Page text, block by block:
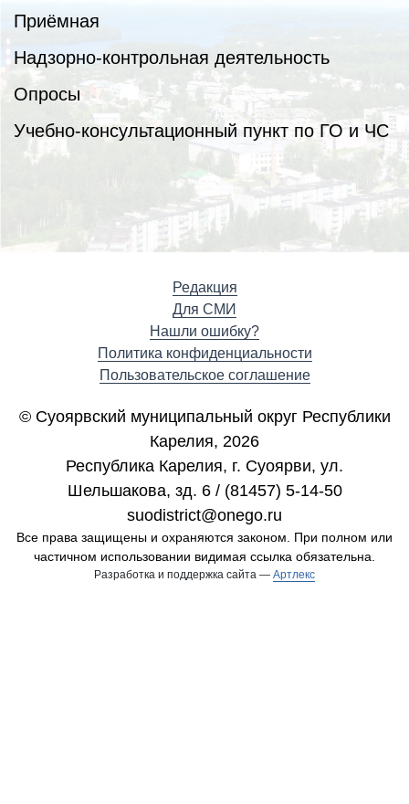
Приёмная
Надзорно-контрольная деятельность
Опросы
Учебно-консультационный пункт по ГО и ЧС
Редакция
Для СМИ
Нашли ошибку?
Политика конфиденциальности
Пользовательское соглашение
© Суоярвский муниципальный округ Республики
Карелия, 2026
Республика Карелия, г. Cуоярви, ул.
Шельшакова, зд. 6 / (81457) 5-14-50
suodistrict@onego.ru
Все права защищены и охраняются законом. При полном или
частичном использовании видимая ссылка обязательна.
Разработка и поддержка сайта — Артлекс